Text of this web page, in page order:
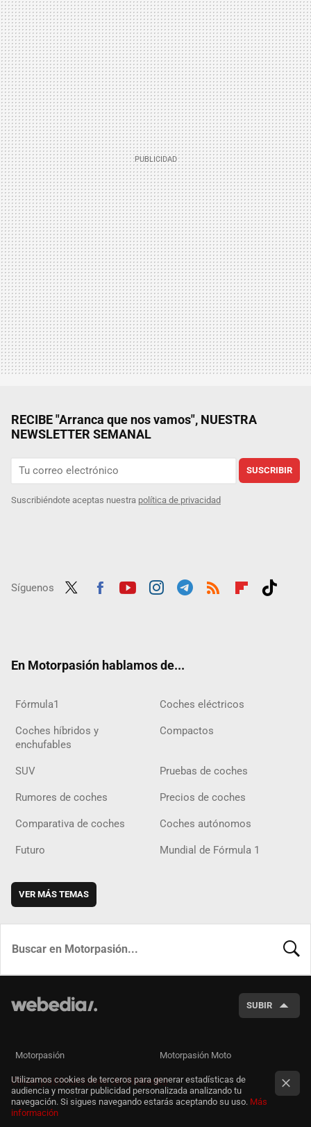
RECIBE "Arranca que nos vamos", NUESTRA
NEWSLETTER SEMANAL
SUSCRIBIR
Suscribiéndote aceptas nuestra política de privacidad
Síguenos
En Motorpasión hablamos de...
Fórmula1 Coches eléctricos
Coches híbridos y
enchufables
Compactos
SUV Pruebas de coches
Rumores de coches Precios de coches
Comparativa de coches Coches autónomos
Futuro Mundial de Fórmula 1
VER MÁS TEMAS
SUBIR
Motorpasión Motorpasión Moto
Otras publicaciones de Webedia
Utilizamos cookies de terceros para generar estadísticas de
audiencia y mostrar publicidad personalizada analizando tu
navegación. Si sigues navegando estarás aceptando su uso. Más
información